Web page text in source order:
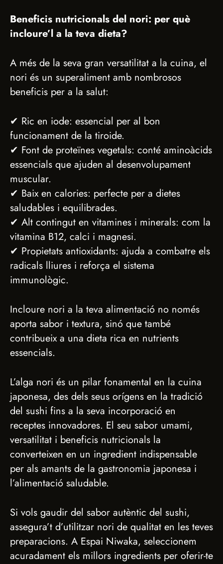
Beneficis nutricionals del nori: per què
incloure’l a la teva dieta?
A més de la seva gran versatilitat a la cuina, el
nori és un superaliment amb nombrosos
beneficis per a la salut:
✔ Ric en iode: essencial per al bon
funcionament de la tiroide.
✔ Font de proteïnes vegetals: conté aminoàcids
essencials que ajuden al desenvolupament
muscular.
✔ Baix en calories: perfecte per a dietes
saludables i equilibrades.
✔ Alt contingut en vitamines i minerals: com la
vitamina B12, calci i magnesi.
✔ Propietats antioxidants: ajuda a combatre els
radicals lliures i reforça el sistema
immunològic.
Incloure nori a la teva alimentació no només
aporta sabor i textura, sinó que també
contribueix a una dieta rica en nutrients
essencials.
L’alga nori és un pilar fonamental en la cuina
japonesa, des dels seus orígens en la tradició
del sushi fins a la seva incorporació en
receptes innovadores. El seu sabor umami,
versatilitat i beneficis nutricionals la
converteixen en un ingredient indispensable
per als amants de la gastronomia japonesa i
l’alimentació saludable.
Si vols gaudir del sabor autèntic del sushi,
assegura’t d’utilitzar nori de qualitat en les teves
preparacions. A Espai Niwaka, seleccionem
acuradament els millors ingredients per oferir-te